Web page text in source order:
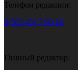
Телефон редакции:
8(383-43) 7-90-60
Главный редактор: